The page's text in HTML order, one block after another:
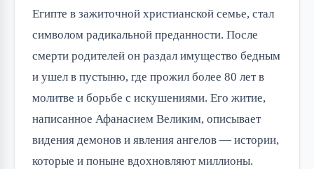
Египте в зажиточной христианской семье, стал
символом радикальной преданности. После
смерти родителей он раздал имущество бедным
и ушел в пустыню, где прожил более 80 лет в
молитве и борьбе с искушениями. Его житие,
написанное Афанасием Великим, описывает
видения демонов и явления ангелов — истории,
которые и поныне вдохновляют миллионы.